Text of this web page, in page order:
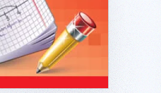
Подробнее...